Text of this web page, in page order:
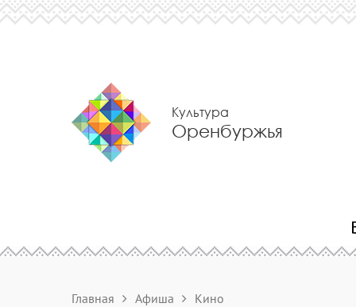
Культура
Оренбуржья
Главная Афиша Кино